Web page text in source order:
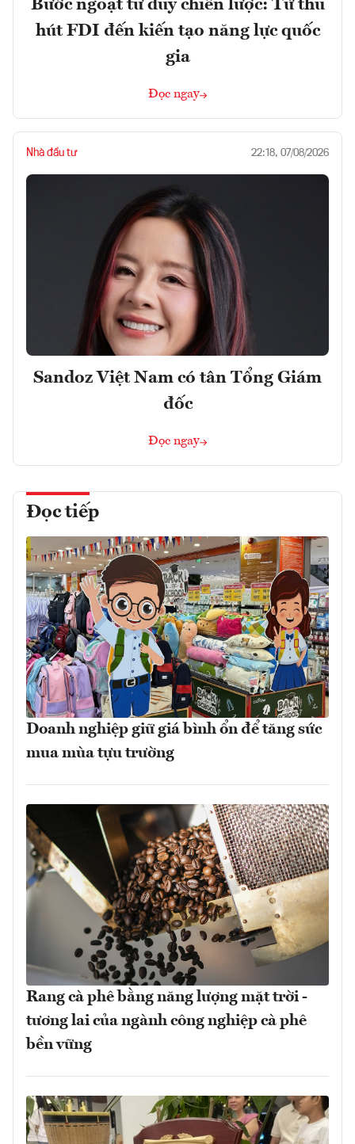
Bước ngoặt tư duy chiến lược: Từ thu
hút FDI đến kiến tạo năng lực quốc
gia
Đọc ngay
Nhà đầu tư 22:18, 07/08/2026
Sandoz Việt Nam có tân Tổng Giám
đốc
Đọc ngay
Đọc tiếp
Doanh nghiệp giữ giá bình ổn để tăng sức
mua mùa tựu trường
Rang cà phê bằng năng lượng mặt trời -
tương lai của ngành công nghiệp cà phê
bền vững